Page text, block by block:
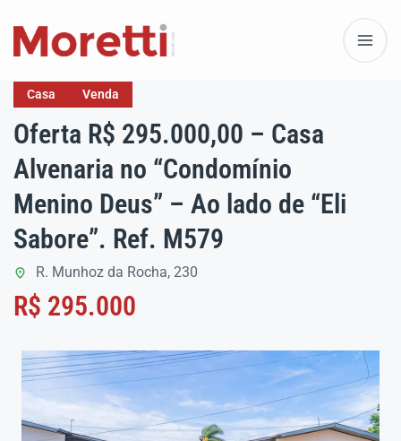
Casa Venda
Oferta R$ 295.000,00 – Casa
Alvenaria no “Condomínio
Menino Deus” – Ao lado de “Eli
Sabore”. Ref. M579
R. Munhoz da Rocha, 230
R$ 295.000